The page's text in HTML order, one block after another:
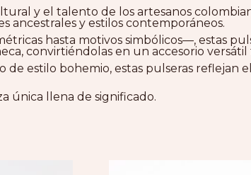
y el talento de los artesanos
ancestrales y estilos contemporáneos.
hasta motivos simbólicos—, estas
convirtiéndolas en un accesorio
estilo bohemio, estas pulseras reflejan
única llena de significado.